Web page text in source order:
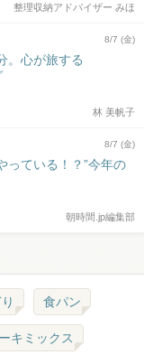
整理収納アドバイザー みほ
8/7 (金)
。心が旅する
林 美帆子
8/7 (金)
っている！？”今年の
朝時間.jp編集部
食パン
キミックス